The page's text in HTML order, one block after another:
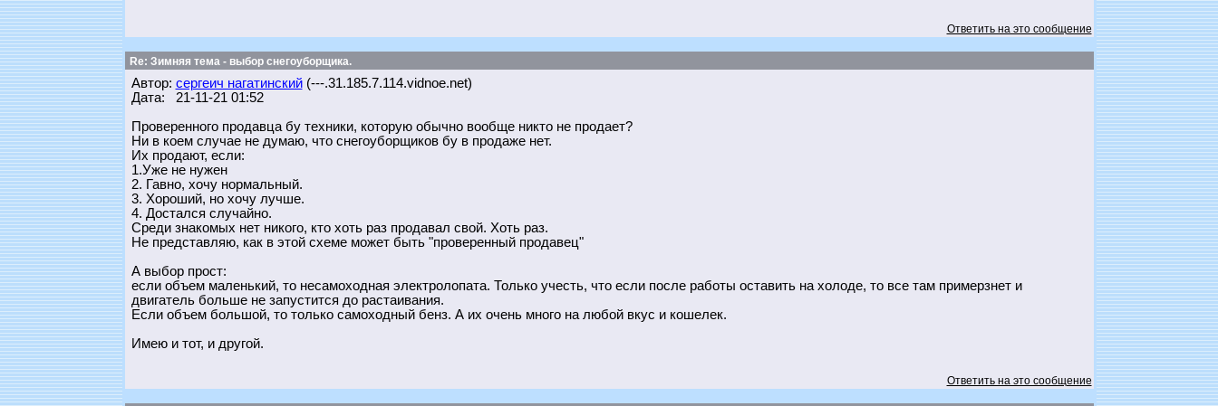
Ответить на это сообщение
Re: Зимняя тема - выбор снегоуборщика.
Автор: сергеич нагатинский(---.31.185.7.114.vidnoe.net)
Дата: 21-11-21 01:52
Проверенного продавца бу техники, которую обычно вообще никто не продает?
Ни в коем случае не думаю, что снегоуборщиков бу в продаже нет.
Их продают, если:
1.Уже не нужен
2. Гавно, хочу нормальный.
3. Хороший, но хочу лучше.
4. Достался случайно.
Среди знакомых нет никого, кто хоть раз продавал свой. Хоть раз.
Не представляю, как в этой схеме может быть "проверенный продавец"
А выбор прост:
если объем маленький, то несамоходная электролопата. Только учесть, что если после работы оставить на холоде, то все там примерзнет и
двигатель больше не запустится до растаивания.
Если объем большой, то только самоходный бенз. А их очень много на любой вкус и кошелек.
Имею и тот, и другой.
Ответить на это сообщение